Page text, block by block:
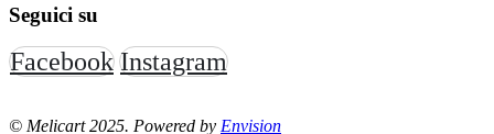
Seguici su
Facebook Instagram
© Melicart 2025. Powered by Envision